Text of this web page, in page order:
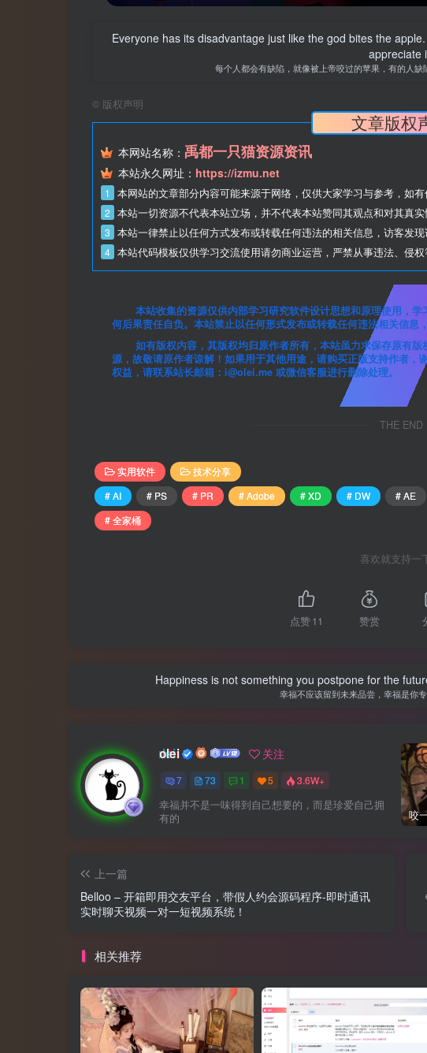
Everyone has its disadvantage just like the god bites the
appreciate
每个人都会有缺陷，就像被上帝咬过的苹果，有的人
© 版权声明
文章版权
本网站名称： 禹都一只猫资源资讯
本站永久网址： https://izmu.net
1
2 本站一切资源不代表本站立场，并不代表本站赞同其观点和对其真实
3 本站一律禁止以任何方式发布或转载任何违法的相关信息，访客发
4 本站代码模板仅供学习交流使用请勿商业运营，严禁从事违法、侵
本站收集的资源仅供内部学习研究软件设计思想和原理使用，
何后果责任自负。本站禁止以任何形式发布或转载任何违法相关信息
如有版权内容，其版权均归原作者所有，本站虽力求保存原有
源，故敬请原作者谅解！如果用于其他用途，请购买正版支持作者
权益，请联系站长邮箱：i@olei.me 或微信客服进行删除处理。
THE END
实用软件
技术分享
# AI
# PS # PR # Adobe # XD # DW # AE
# 全家桶
喜欢就支持一
点赞11 赞赏
Happiness is not something you postpone for the
幸福不应该留到未来品尝，幸福是你
olei 关注
7 73 1 5 3.6W+
幸福并不是一味得到自己想要的，而是珍爱自己拥
有的
上一篇
Belloo – 开箱即用交友平台，带假人约会源码程序-即时通讯
实时聊天视频一对一短视频系统！
相关推荐